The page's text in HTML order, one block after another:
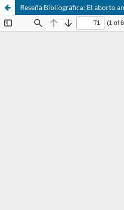
Reseña Bibliográfica: El aborto